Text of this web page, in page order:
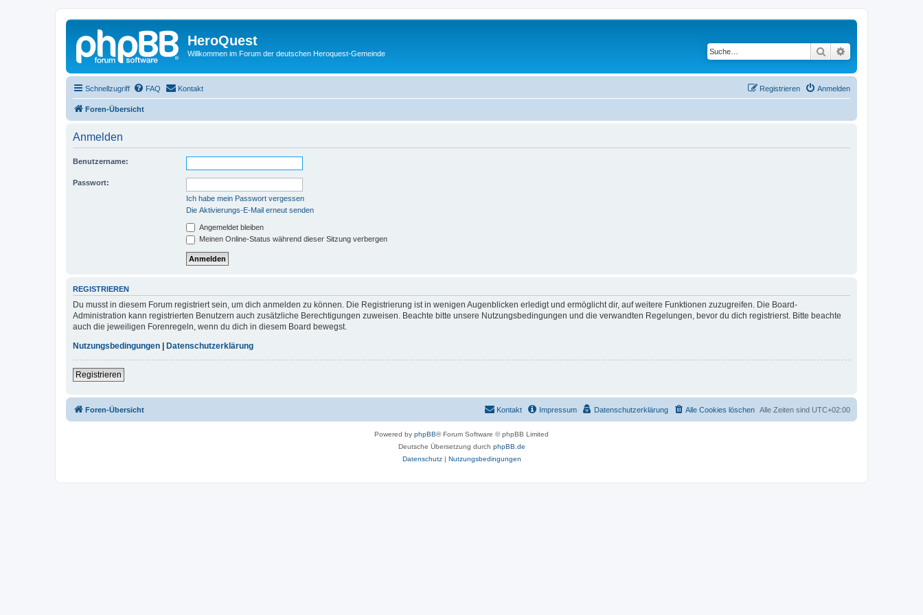
HeroQuest
Willkommen im Forum der deutschen Heroquest-Gemeinde Suche
Schnellzugriff FAQ Kontakt Anmelden
Registrieren
Foren-Übersicht
Anmelden
Benutzername:
Passwort:
Ich habe mein Passwort vergessen
Die Aktivierungs-E-Mail erneut senden
Angemeldet bleiben
Meinen Online-Status während dieser Sitzung verbergen
REGISTRIEREN
Du musst in diesem Forum registriert sein, um dich anmelden zu können. Die Registrierung ist in wenigen Augenblicken erledigt und ermöglicht dir, auf weitere Funktionen zuzugreifen. Die Board-
Administration kann registrierten Benutzern auch zusätzliche Berechtigungen zuweisen. Beachte bitte unsere Nutzungsbedingungen und die verwandten Regelungen, bevor du dich registrierst. Bitte beachte
auch die jeweiligen Forenregeln, wenn du dich in diesem Board bewegst.
Nutzungsbedingungen
Datenschutzerklärung
Registrieren
Foren-Übersicht Alle Zeiten sind UTC+02:00
Alle Cookies löschen
Datenschutzerklärung
Impressum
Kontakt
Powered by phpBB® Forum Software © phpBB Limited
Deutsche Übersetzung durch phpBB.de
Datenschutz| Nutzungsbedingungen